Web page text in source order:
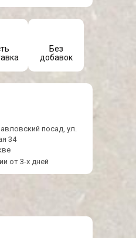
Без
добавок
посад, ул.
34
от 3-х дней